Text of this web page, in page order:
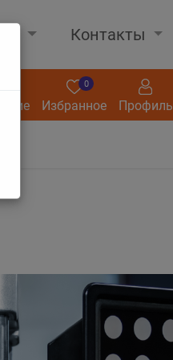
Контакты
Избранное
0
Профиль